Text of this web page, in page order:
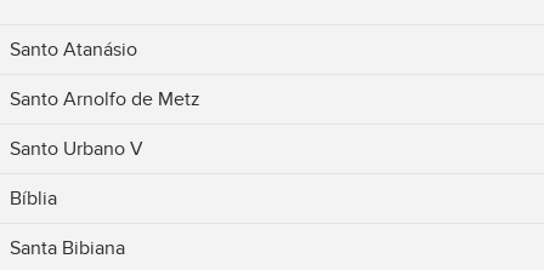
Santo Atanásio
Santo Arnolfo de Metz
Santo Urbano V
Bíblia
Santa Bibiana